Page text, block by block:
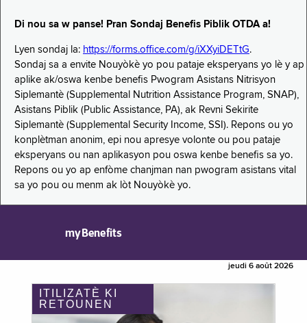
Di nou sa w panse! Pran Sondaj Benefis Piblik OTDA a!
Lyen sondaj la: https://forms.office.com/g/iXXyiDETtG.
Sondaj sa a envite Nouyòkè yo pou pataje eksperyans yo lè y ap
aplike ak/oswa kenbe benefis Pwogram Asistans Nitrisyon
Siplemantè (Supplemental Nutrition Assistance Program, SNAP),
Asistans Piblik (Public Assistance, PA), ak Revni Sekirite
Siplemantè (Supplemental Security Income, SSI). Repons ou yo
konplètman anonim, epi nou apresye volonte ou pou pataje
eksperyans ou nan aplikasyon pou oswa kenbe benefis sa yo.
Repons ou yo ap enfòme chanjman nan pwogram asistans vital
sa yo pou ou menm ak lòt Nouyòkè yo.
myBenefits
jeudi 6 août 2026
ITILIZATÈ KI
RETOUNEN